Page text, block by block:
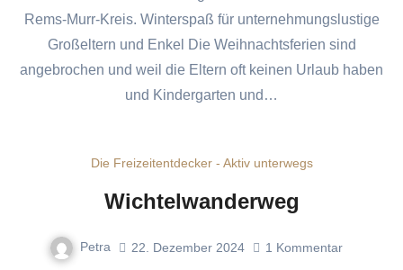
Rems-Murr-Kreis. Winterspaß für unternehmungslustige
Großeltern und Enkel Die Weihnachtsferien sind
angebrochen und weil die Eltern oft keinen Urlaub haben
und Kindergarten und…
Die Freizeitentdecker - Aktiv unterwegs
Wichtelwanderweg
Petra 22. Dezember 2024 1 Kommentar